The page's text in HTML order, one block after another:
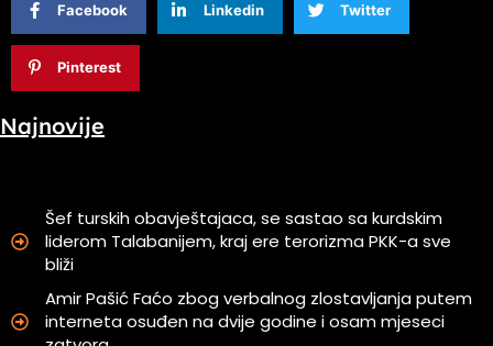
Facebook Linkedin Twitter
Pinterest
Najnovije
Šef turskih obavještajaca, se sastao sa kurdskim
liderom Talabanijem, kraj ere terorizma PKK-a sve
bliži
Amir Pašić Faćo zbog verbalnog zlostavljanja putem
interneta osuđen na dvije godine i osam mjeseci